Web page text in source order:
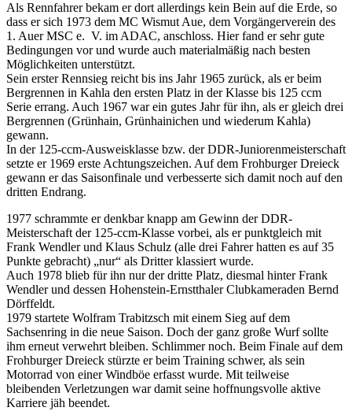
Als Rennfahrer bekam er dort allerdings kein Bein auf die Erde, so
dass er sich 1973 dem MC Wismut Aue, dem Vorgängerverein des
1. Auer MSC e. V. im ADAC, anschloss. Hier fand er sehr gute
Bedingungen vor und wurde auch materialmäßig nach besten
Möglichkeiten unterstützt.
Sein erster Rennsieg reicht bis ins Jahr 1965 zurück, als er beim
Bergrennen in Kahla den ersten Platz in der Klasse bis 125 ccm
Serie errang. Auch 1967 war ein gutes Jahr für ihn, als er gleich drei
Bergrennen (Grünhain, Grünhainichen und wiederum Kahla)
gewann.
In der 125-ccm-Ausweisklasse bzw. der DDR-Juniorenmeisterschaft
setzte er 1969 erste Achtungszeichen. Auf dem Frohburger Dreieck
gewann er das Saisonfinale und verbesserte sich damit noch auf den
dritten Endrang.
1977 schrammte er denkbar knapp am Gewinn der DDR-
Meisterschaft der 125-ccm-Klasse vorbei, als er punktgleich mit
Frank Wendler und Klaus Schulz (alle drei Fahrer hatten es auf 35
Punkte gebracht) „nur“ als Dritter klassiert wurde.
Auch 1978 blieb für ihn nur der dritte Platz, diesmal hinter Frank
Wendler und dessen Hohenstein-Ernstthaler Clubkameraden Bernd
Dörffeldt.
1979 startete Wolfram Trabitzsch mit einem Sieg auf dem
Sachsenring in die neue Saison. Doch der ganz große Wurf sollte
ihm erneut verwehrt bleiben. Schlimmer noch. Beim Finale auf dem
Frohburger Dreieck stürzte er beim Training schwer, als sein
Motorrad von einer Windböe erfasst wurde. Mit teilweise
bleibenden Verletzungen war damit seine hoffnungsvolle aktive
Karriere jäh beendet.